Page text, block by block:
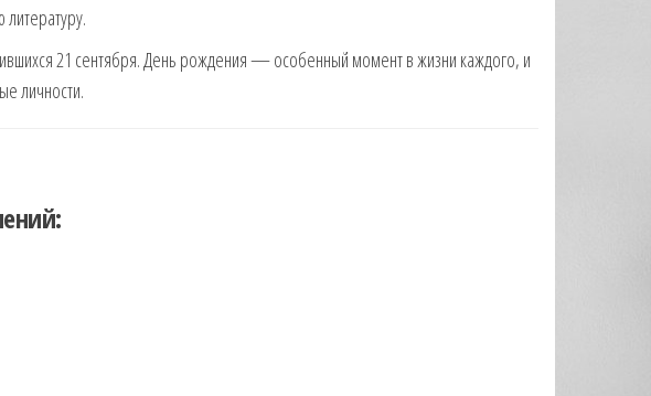
21 сентября. День рождения — особенный момент в жизни каждого, и
личности.